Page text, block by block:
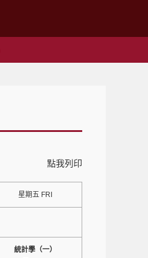
點我列印
星期五 FRI
統計學（一）